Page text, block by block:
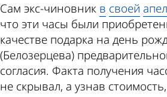
Сам экс-чиновник в своей
что эти часы были
качестве подарка на день
(Белозерцева)
согласия. Факта получения
не скрывал, а узнав